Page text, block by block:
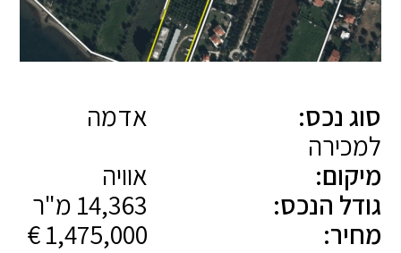
סוג נכס:
אדמה
למכירה
מיקום:
אוויה
גודל הנכס:
מחיר: